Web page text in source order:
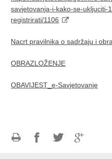
savjetovanja-i-kako-se-ukljuciti-
registrirati/1106
Nacrt pravilnika o sadržaju i
OBRAZLOŽENJE
OBAVIJEST_e-Savjetovanje